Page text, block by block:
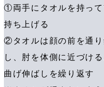
①両手にタオルを持っ
持ち上げる
②タオルは顔の前を通り
し、肘を体側に近づけ
曲げ伸ばしを繰り返す